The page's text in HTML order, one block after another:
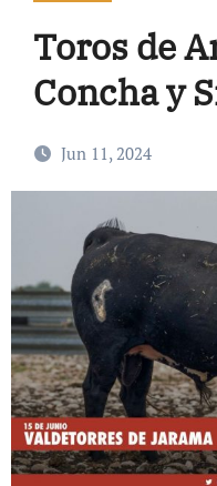
Toros de
Concha y
Jun 11, 2024